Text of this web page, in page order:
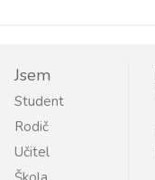
Jsem
Student
Rodič
Učitel